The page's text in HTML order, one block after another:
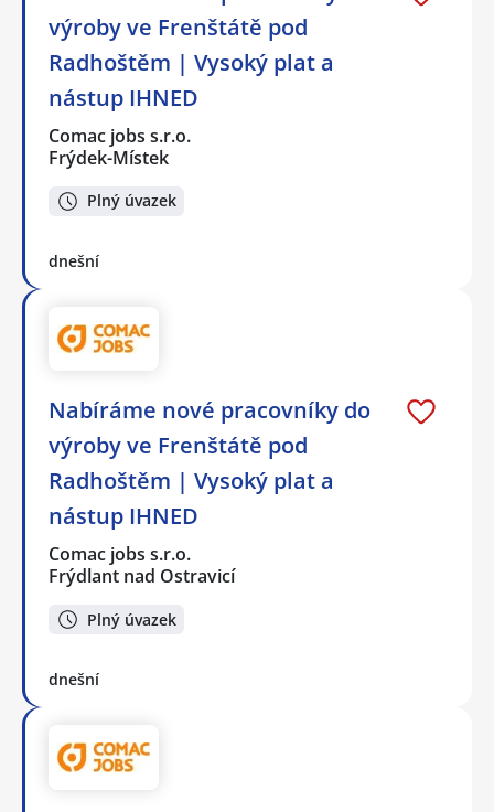
výroby ve Frenštátě pod
Radhoštěm | Vysoký plat a
nástup IHNED
Comac jobs s.r.o.
Frýdek-Místek
Plný úvazek
dnešní
Nabíráme nové pracovníky do
výroby ve Frenštátě pod
Radhoštěm | Vysoký plat a
nástup IHNED
Comac jobs s.r.o.
Frýdlant nad Ostravicí
Plný úvazek
dnešní